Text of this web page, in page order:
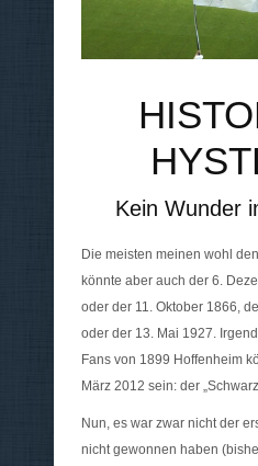
Kein Wunder
Die meisten meinen wohl
könnte aber auch der 6.
oder der 11. Oktober 1866,
oder der 13. Mai 1927.
Fans von 1899 Hoffenheim
März 2012 sein: der
Nun, es war zwar nicht der
nicht gewonnen haben